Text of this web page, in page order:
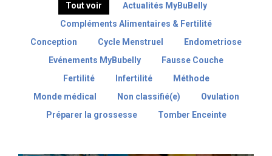
Tout voir
Actualités MyBuBelly
Compléments Alimentaires & Fertilité
Conception
Cycle Menstruel
Endometriose
Evénements MyBubelly
Fausse Couche
Fertilité
Infertilité
Méthode
Monde médical
Non classifié(e)
Ovulation
Préparer la grossesse
Tomber Enceinte